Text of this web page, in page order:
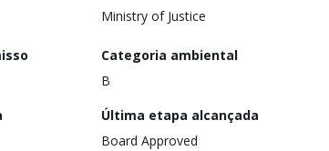
Ministry of Justice
Categoria ambiental
B
Última etapa alcançada
Board Approved